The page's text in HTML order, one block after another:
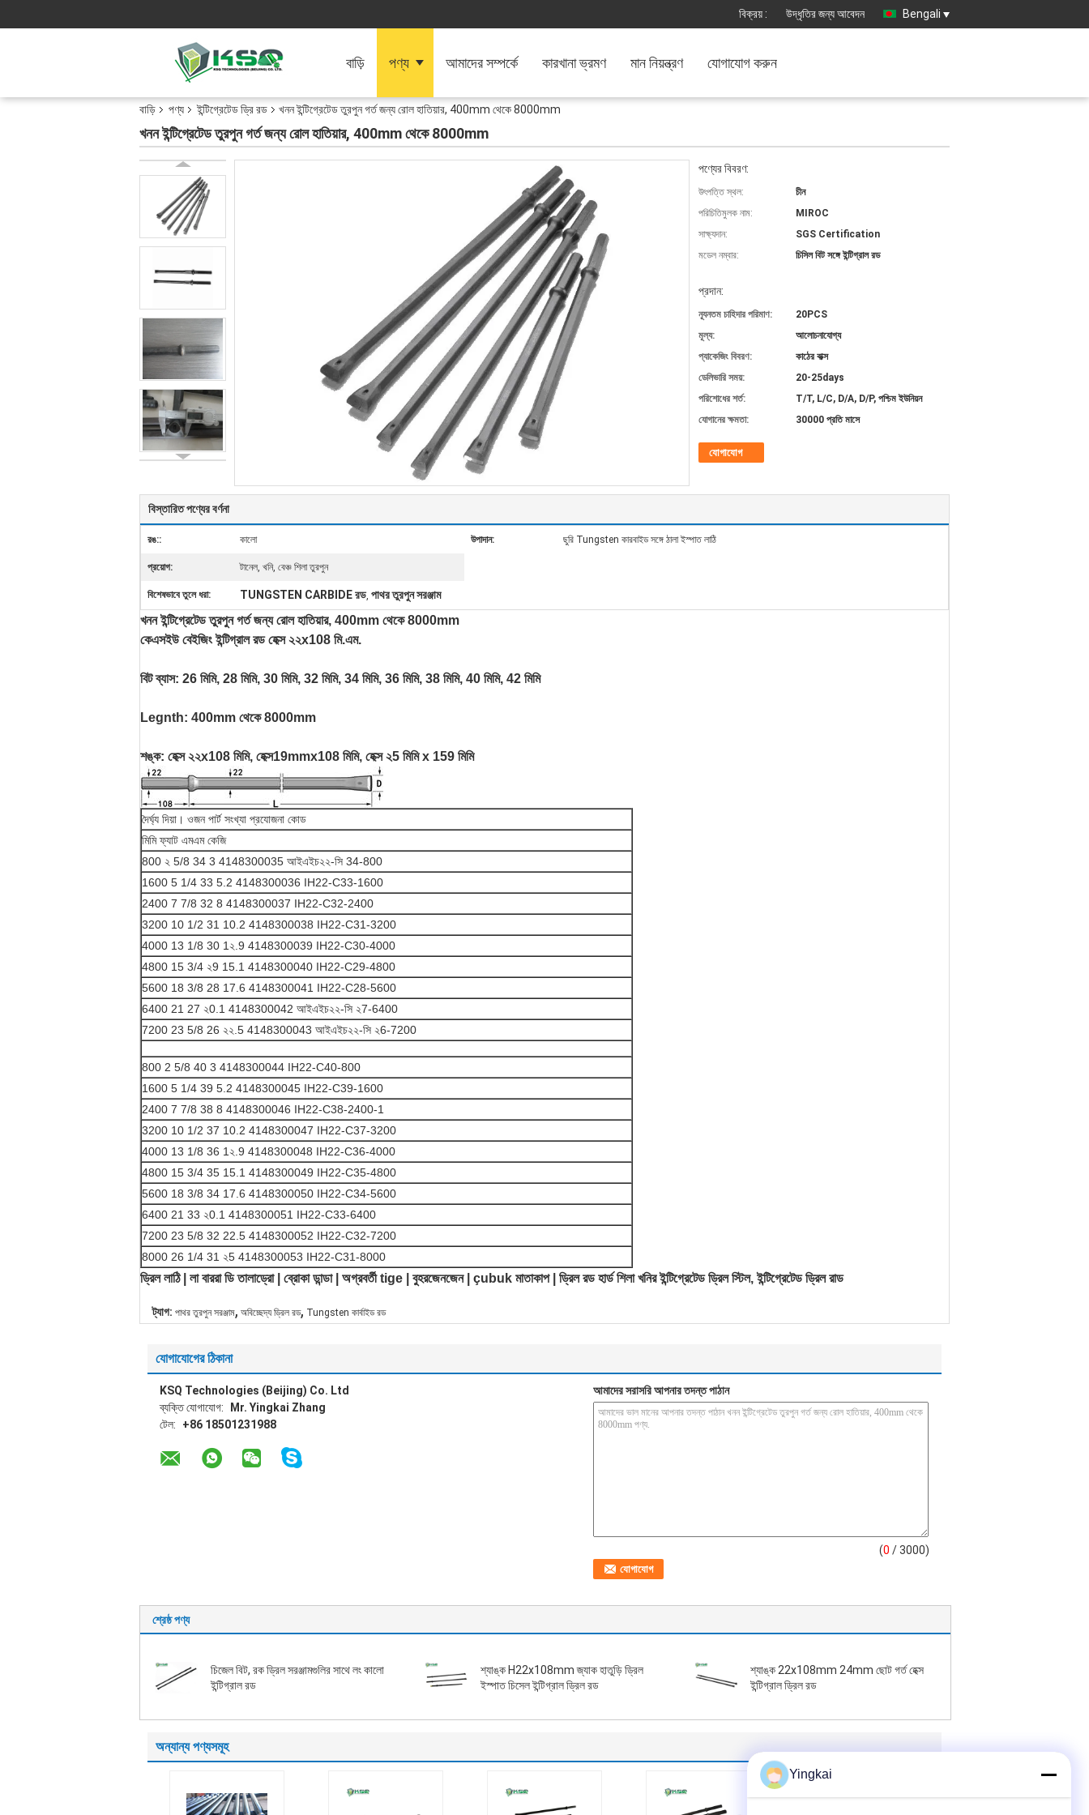
বিক্রয় : উদ্ধৃতির জন্য আবেদন Bengali
বাড়ি পণ্য আমাদের সম্পর্কে কারখানা ভ্রমণ মান নিয়ন্ত্রণ যোগাযোগ করুন
বাড়ি পণ্য ইন্টিগ্রেটেড ড্রি রড খনন ইন্টিগ্রেটেড তুরপুন গর্ত জন্য রোল হাতিয়ার, 400mm থেকে 8000mm
খনন ইন্টিগ্রেটেড তুরপুন গর্ত জন্য রোল হাতিয়ার, 400mm থেকে 8000mm
পণ্যের বিবরণ:
উৎপত্তি স্থল:
চীন
পরিচিতিমুলক নাম:
MIROC
সাক্ষ্যদান:
SGS Certification
মডেল নম্বার:
চিসিল বিট সঙ্গে ইন্টিগ্রাল রড
প্রদান:
ন্যূনতম চাহিদার পরিমাণ:
20PCS
মূল্য:
আলোচনাযোগ্য
প্যাকেজিং বিবরণ:
কাঠের বাক্স
ডেলিভারি সময়:
20-25days
পরিশোধের শর্ত:
T/T, L/C, D/A, D/P, পশ্চিম ইউনিয়ন
যোগানের ক্ষমতা:
30000 প্রতি মাসে
যোগাযোগ
বিস্তারিত পণ্যের বর্ণনা
রঙ:: কালো উপাদান: ছুরি Tungsten কারবাইড সঙ্গে ঠালা ইস্পাত লাঠি
প্রয়োগ: টানেল, খনি, বেঞ্চ শিলা তুরপুন
বিশেষভাবে তুলে ধরা: TUNGSTEN CARBIDE রড, পাথর তুরপুন সরঞ্জাম
খনন ইন্টিগ্রেটেড তুরপুন গর্ত জন্য রোল হাতিয়ার, 400mm থেকে 8000mm
কেএসইউ বেইজিং ইন্টিগ্রাল রড হেক্স ২২x108 মি.এম.
বিট ব্যাস: 26 মিমি, 28 মিমি, 30 মিমি, 32 মিমি, 34 মিমি, 36 মিমি, 38 মিমি, 40 মিমি, 42 মিমি
Legnth: 400mm থেকে 8000mm
শঙ্ক: হেক্স ২২x108 মিমি, হেক্স19mmx108 মিমি, হেক্স ২5 মিমি x 159 মিমি
দৈর্ঘ্য দিয়া। ওজন পার্ট সংখ্যা প্রযোজনা কোড
মিমি ফ্যাট এমএম কেজি
800 ২ 5/8 34 3 4148300035 আইএইচ২২-সি 34-800
1600 5 1/4 33 5.2 4148300036 IH22-C33-1600
2400 7 7/8 32 8 4148300037 IH22-C32-2400
3200 10 1/2 31 10.2 4148300038 IH22-C31-3200
4000 13 1/8 30 1২.9 4148300039 IH22-C30-4000
4800 15 3/4 ২9 15.1 4148300040 IH22-C29-4800
5600 18 3/8 28 17.6 4148300041 IH22-C28-5600
6400 21 27 ২0.1 4148300042 আইএইচ২২-সি ২7-6400
7200 23 5/8 26 ২২.5 4148300043 আইএইচ২২-সি ২6-7200
800 2 5/8 40 3 4148300044 IH22-C40-800
1600 5 1/4 39 5.2 4148300045 IH22-C39-1600
2400 7 7/8 38 8 4148300046 IH22-C38-2400-1
3200 10 1/2 37 10.2 4148300047 IH22-C37-3200
4000 13 1/8 36 1২.9 4148300048 IH22-C36-4000
4800 15 3/4 35 15.1 4148300049 IH22-C35-4800
5600 18 3/8 34 17.6 4148300050 IH22-C34-5600
6400 21 33 ২0.1 4148300051 IH22-C33-6400
7200 23 5/8 32 22.5 4148300052 IH22-C32-7200
8000 26 1/4 31 ২5 4148300053 IH22-C31-8000
ড্রিল লাঠি | লা বাররা ডি তালাড্রো | ব্রোকা ডান্ডা | অগ্রবর্তী tige | বুহরজেনজেন | çubuk মাতাকাপ | ড্রিল রড হার্ড শিলা খনির ইন্টিগ্রেটেড ড্রিল স্টিল, ইন্টিগ্রেটেড ড্রিল রাড
ট্যাগ: পাথর তুরপুন সরঞ্জাম, অবিচ্ছেদ্য ড্রিল রড, Tungsten কার্বাইড রড
যোগাযোগের ঠিকানা
KSQ Technologies (Beijing) Co. Ltd
ব্যক্তি যোগাযোগ:
Mr. Yingkai Zhang
টেল:
+86 18501231988
আমাদের সরাসরি আপনার তদন্ত পাঠান
(0 / 3000)
শ্রেষ্ঠ পণ্য
চিজেল বিট, রক ড্রিল সরঞ্জামগুলির সাথে লং কালো
ইন্টিগ্রাল রড
শ্যাঙ্ক H22x108mm জ্যাক হাতুড়ি ড্রিল
ইস্পাত চিসেল ইন্টিগ্রাল ড্রিল রড
শ্যাঙ্ক 22x108mm 24mm ছোট গর্ত হেক্স
ইন্টিগ্রাল ড্রিল রড
অন্যান্য পণ্যসমূহ
Yingkai